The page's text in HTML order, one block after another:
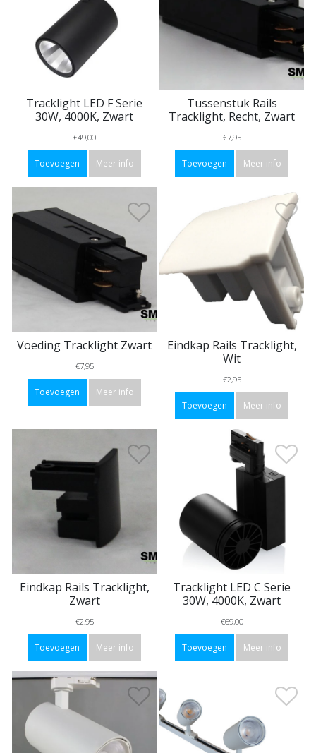
Tracklight LED F Serie
30W, 4000K, Zwart
€49,00
Toevoegen Meer info
Tussenstuk Rails
Tracklight, Recht, Zwart
€7,95
Toevoegen Meer info
Voeding Tracklight Zwart
€7,95
Toevoegen Meer info
Eindkap Rails Tracklight,
Wit
€2,95
Toevoegen Meer info
Eindkap Rails Tracklight,
Zwart
€2,95
Toevoegen Meer info
Tracklight LED C Serie
30W, 4000K, Zwart
€69,00
Toevoegen Meer info